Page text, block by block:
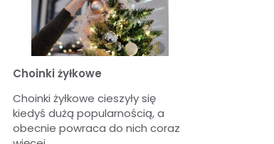
Choinki żyłkowe
Choinki żyłkowe cieszyły się
kiedyś dużą popularnością, a
obecnie powraca do nich coraz